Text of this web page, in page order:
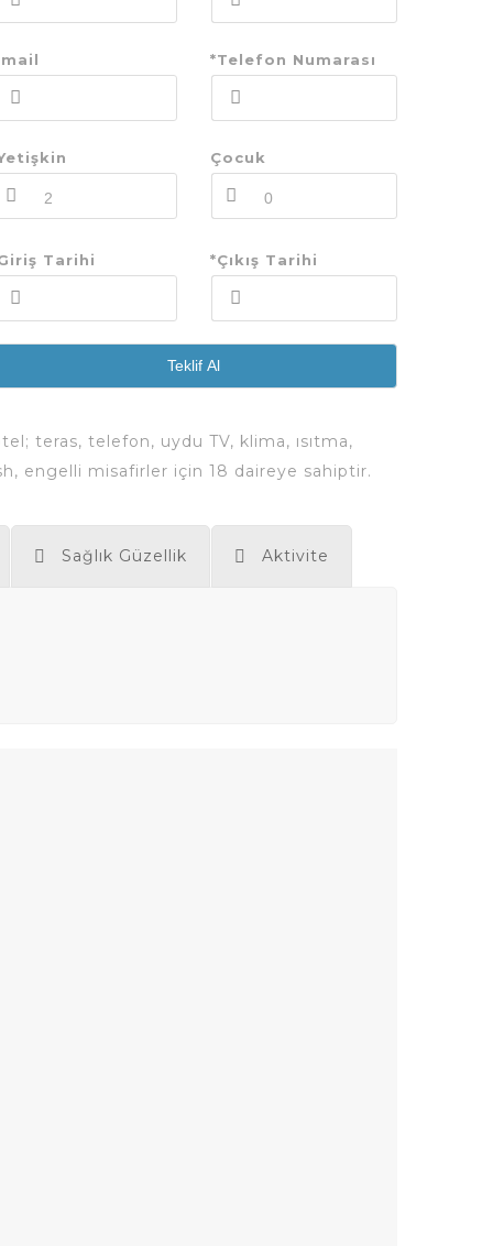
*Telefon Numarası
Çocuk
Tarihi *Çıkış Tarihi
Teklif Al
teras, telefon, uydu TV, klima, ısıtma,
engelli misafirler için 18 daireye sahiptir.
Sağlık Güzellik Aktivite